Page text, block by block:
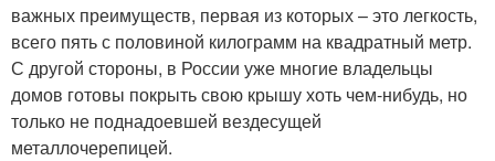
важных преимуществ, первая из которых – это легкость,
всего пять с половиной килограмм на квадратный метр.
С другой стороны, в России уже многие владельцы
домов готовы покрыть свою крышу хоть чем-нибудь, но
только не поднадоевшей вездесущей
металлочерепицей.